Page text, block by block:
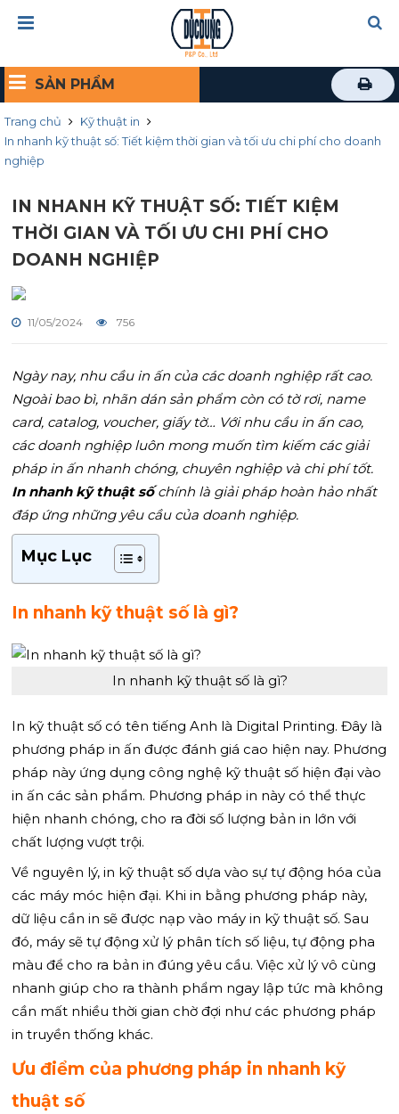
SẢN PHẨM
Trang chủ
Kỹ thuật in
In nhanh kỹ thuật số: Tiết kiệm thời gian và tối ưu chi phí cho doanh
nghiệp
IN NHANH KỸ THUẬT SỐ: TIẾT KIỆM
THỜI GIAN VÀ TỐI ƯU CHI PHÍ CHO
DOANH NGHIỆP
11/05/2024 756
Ngày nay, nhu cầu in ấn của các doanh nghiệp rất cao.
Ngoài bao bì, nhãn dán sản phẩm còn có tờ rơi, name
card, catalog, voucher, giấy tờ… Với nhu cầu in ấn cao,
các doanh nghiệp luôn mong muốn tìm kiếm các giải
pháp in ấn nhanh chóng, chuyên nghiệp và chi phí tốt.
In nhanh kỹ thuật sốchính là giải pháp hoàn hảo nhất
đáp ứng những yêu cầu của doanh nghiệp.
Mục Lục
In nhanh kỹ thuật số là gì?
In nhanh kỹ thuật số là gì?
In kỹ thuật số có tên tiếng Anh là Digital Printing. Đây là
phương pháp in ấn được đánh giá cao hiện nay. Phương
pháp này ứng dụng công nghệ kỹ thuật số hiện đại vào
in ấn các sản phẩm. Phương pháp in này có thể thực
hiện nhanh chóng, cho ra đời số lượng bản in lớn với
chất lượng vượt trội.
Về nguyên lý, in kỹ thuật số dựa vào sự tự động hóa của
các máy móc hiện đại. Khi in bằng phương pháp này,
dữ liệu cần in sẽ được nạp vào máy in kỹ thuật số. Sau
đó, máy sẽ tự động xử lý phân tích số liệu, tự động pha
màu để cho ra bản in đúng yêu cầu. Việc xử lý vô cùng
nhanh giúp cho ra thành phẩm ngay lập tức mà không
cần mất nhiều thời gian chờ đợi như các phương pháp
in truyền thống khác.
Ưu điểm của phương pháp in nhanh kỹ
thuật số